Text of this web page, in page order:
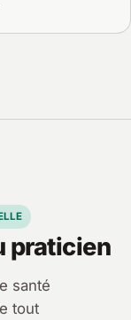
praticien
santé
tout